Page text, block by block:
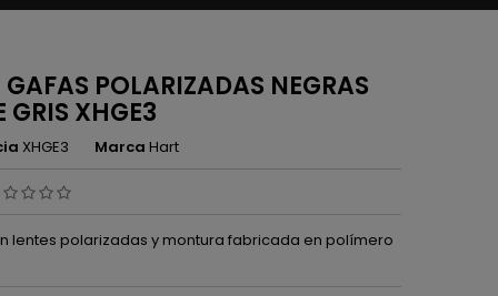
GAFAS POLARIZADAS NEGRAS
GRIS XHGE3
XHGE3 Marca Hart
lentes polarizadas y montura fabricada en polímero